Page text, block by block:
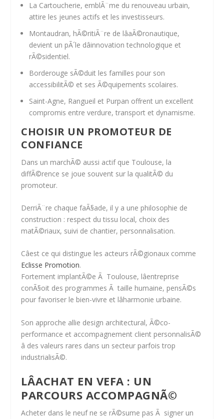
La Cartoucherie, emblÃ¨me du renouveau urbain,
attire les jeunes actifs et les investisseurs.
Montaudran, hÃ©ritiÃ¨re de lâaÃ©ronautique,
devient un pÃ´le dâinnovation technologique et
rÃ©sidentiel.
Borderouge sÃ©duit les familles pour son
accessibilitÃ© et ses Ã©quipements scolaires.
Saint-Agne, Rangueil et Purpan offrent un excellent
compromis entre verdure, transport et dynamisme.
CHOISIR UN PROMOTEUR DE
CONFIANCE
Dans un marchÃ© aussi actif que Toulouse, la
diffÃ©rence se joue souvent sur la qualitÃ© du
promoteur.
DerriÃ¨re chaque faÃ§ade, il y a une philosophie de
construction : respect du tissu local, choix des
matÃ©riaux, suivi de chantier, personnalisation.
Câest ce qui distingue les acteurs rÃ©gionaux comme
Eclisse Promotion.
Fortement implantÃ©e Ã Toulouse, lâentreprise
conÃ§oit des programmes Ãtaille humaine, pensÃ©s
pourfavoriser le bien-vivre et lâharmonie urbaine.
Son approche allie design architectural,Ã©co-
performance et accompagnement client personnalisÃ©
â des valeurs rares dans un secteur parfois trop
industrialisÃ©.
LÂACHAT EN VEFA : UN
PARCOURS ACCOMPAGNÃ©
Acheter dans le neuf ne se rÃ©sume pas Ã signer un